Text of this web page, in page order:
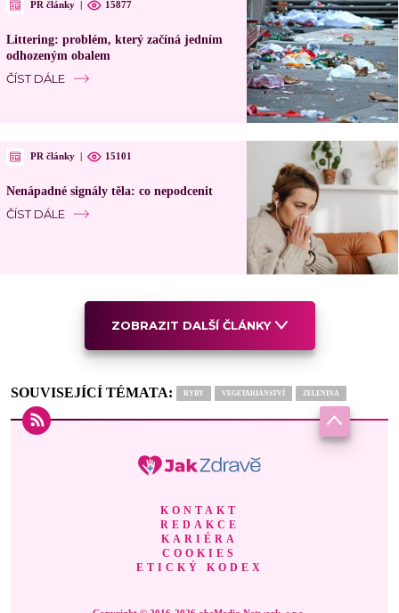
PR články | 15877
Littering: problém, který začíná jedním
odhozeným obalem
ČÍST DÁLE
PR články | 15101
Nenápadné signály těla: co nepodcenit
ČÍST DÁLE
ZOBRAZIT DALŠÍ ČLÁNKY
SOUVISEJÍCÍ TÉMATA: RYBY VEGETARIÁNSTVÍ ZELENINA
KONTAKT
REDAKCE
KARIÉRA
COOKIES
ETICKÝ KODEX